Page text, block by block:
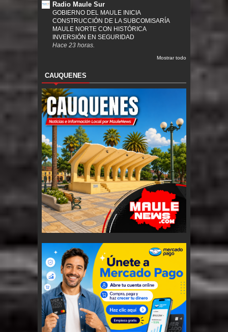
Radio Maule Sur
GOBIERNO DEL MAULE INICIA
CONSTRUCCIÓN DE LA SUBCOMISARÍA
MAULE NORTE CON HISTÓRICA
INVERSIÓN EN SEGURIDAD
Hace 23 horas.
Mostrar todo
CAUQUENES